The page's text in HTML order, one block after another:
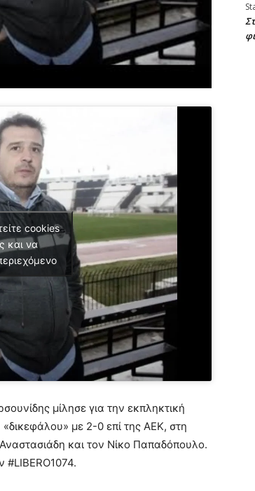
cookies
και να
μίλησε για την εκπληκτική
με 2-0 επί της ΑΕΚ, στη
και τον Νίκο Παπαδόπουλο.
#LIBERO1074.